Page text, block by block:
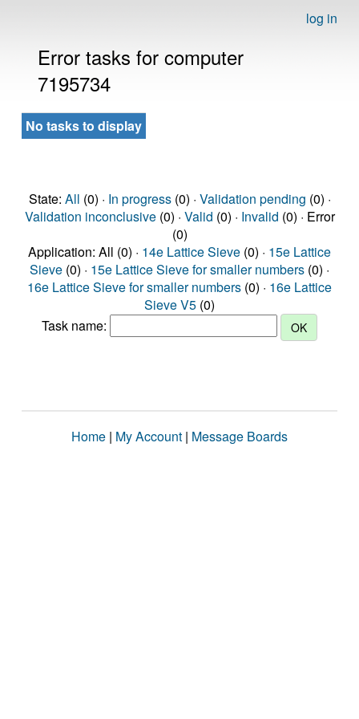
log in
Error tasks for computer
7195734
No tasks to display
State: All (0) · In progress(0) · Validation pending (0) ·
Validation inconclusive(0) · Valid (0) · Invalid (0) · Error
(0)
Application: All (0) · 14e Lattice Sieve (0) · 15e Lattice
Sieve (0) · 15e Lattice Sieve for smaller numbers (0) ·
16e Lattice Sieve for smaller numbers (0) · 16e Lattice
Sieve V5 (0)
Task name:
Home | My Account | Message Boards